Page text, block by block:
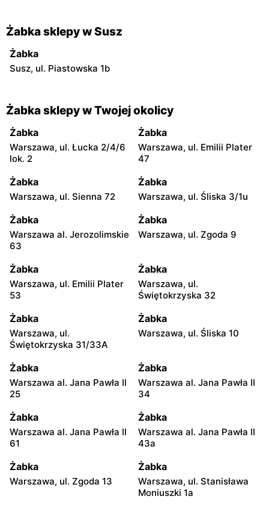
Żabka sklepy w Susz
Żabka
Susz, ul. Piastowska 1b
Żabka sklepy w Twojej okolicy
Żabka
Warszawa, ul. Łucka 2/4/6
lok. 2
Żabka
Warszawa, ul. Emilii Plater
47
Żabka
Warszawa, ul. Sienna 72
Żabka
Warszawa, ul. Śliska 3/1u
Żabka
Warszawa al. Jerozolimskie
63
Żabka
Warszawa, ul. Zgoda 9
Żabka
Warszawa, ul. Emilii Plater
53
Żabka
Warszawa, ul.
Świętokrzyska 32
Żabka
Warszawa, ul.
Świętokrzyska 31/33A
Żabka
Warszawa, ul. Śliska 10
Żabka
Warszawa al. Jana Pawła II
25
Żabka
Warszawa al. Jana Pawła II
34
Żabka
Warszawa al. Jana Pawła II
61
Żabka
Warszawa al. Jana Pawła II
43a
Żabka
Warszawa, ul. Zgoda 13
Żabka
Warszawa, ul. Stanisława
Moniuszki 1a